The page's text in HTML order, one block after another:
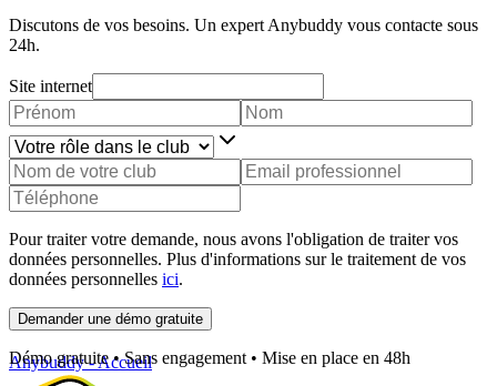
Discutons de vos besoins. Un expert Anybuddy vous contacte sous
24h.
Site internet
Pour traiter votre demande, nous avons l'obligation de traiter vos
données personnelles. Plus d'informations sur le traitement de vos
données personnelles ici.
Demander une démo gratuite
Démo gratuite • Sans engagement • Mise en place en 48h
Anybuddy - Accueil